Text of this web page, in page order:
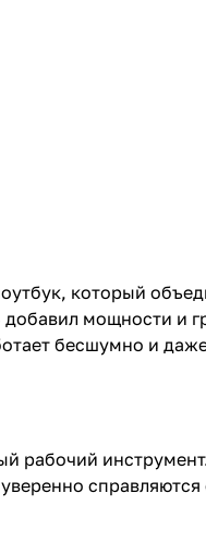
который
добавил мощности и
бесшумно и
рабочий
справляются